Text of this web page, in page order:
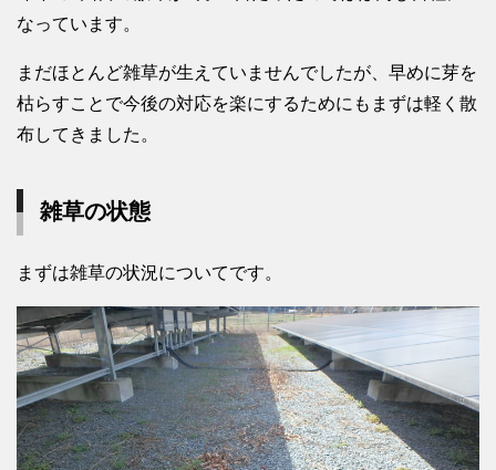
なっています。
まだほとんど雑草が生えていませんでしたが、早めに芽を
枯らすことで今後の対応を楽にするためにもまずは軽く散
布してきました。
雑草の状態
まずは雑草の状況についてです。